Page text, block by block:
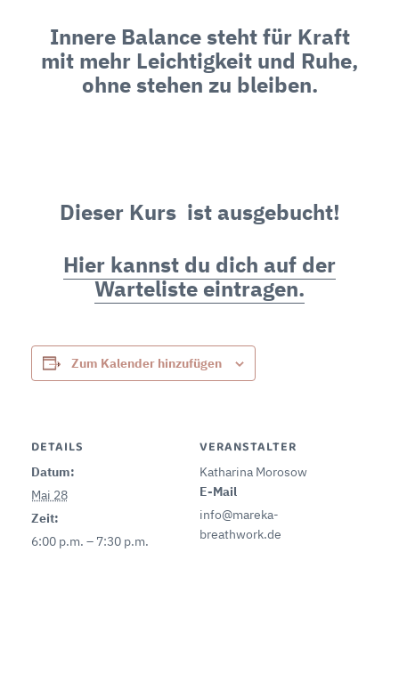
Innere Balance steht für Kraft
mit mehr Leichtigkeit und Ruhe,
ohne stehen zu bleiben.
Dieser Kurs ist ausgebucht!
Hier kannst du dich auf der
Warteliste eintragen.
Zum Kalender hinzufügen
DETAILS
Datum:
Mai 28
Zeit:
6:00 p.m. – 7:30 p.m.
VERANSTALTER
Katharina Morosow
E-Mail
info@mareka-
breathwork.de